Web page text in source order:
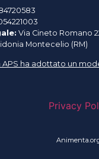
Via Cineto Romano
Montecelio (RM)
APS ha adottato un
Privacy